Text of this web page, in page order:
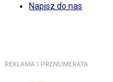
Napisz do nas
REKLAMA I PRENUMERATA